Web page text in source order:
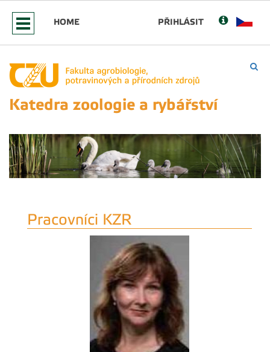
HOME PŘIHLÁSIT
Katedra zoologie a rybářství
Pracovníci KZR